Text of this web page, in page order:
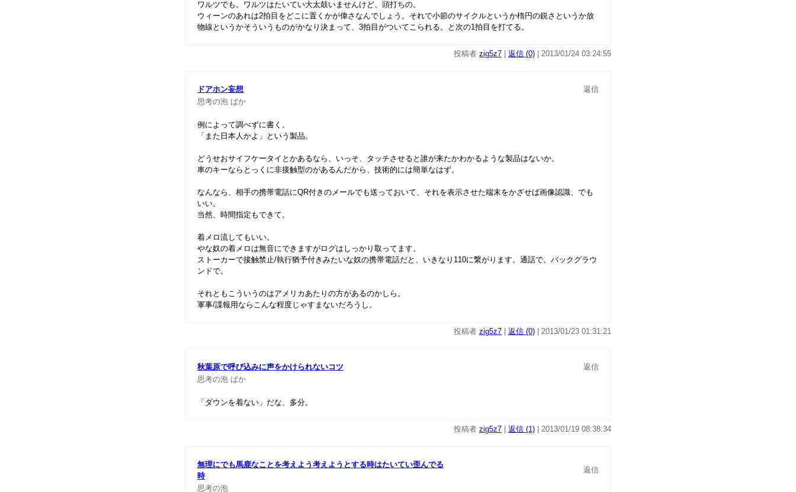
ワルツでも。ワルツはたいてい大太鼓いませんけど、頭打ちの。
ウィーンのあれは2拍目をどこに置くかが偉さなんでしょう。それで小節のサイクルというか楕円の鋭さというか放
物線というかそういうものがかなり決まって、3拍目がついてこられる。と次の1拍目を打てる。
投稿者 zig5z7 返信 (0) | 2013/01/24 03:24:55
ドアホン妄想
返信
思考の泡 ばか
例によって調べずに書く。
「また日本人かよ」という製品。
どうせおサイフケータイとかあるなら、いっそ、タッチさせると誰が来たかわかるような製品はないか。
車のキーならとっくに非接触型のがあるんだから、技術的には簡単なはず。
なんなら、相手の携帯電話にQR付きのメールでも送っておいて、それを表示させた端末をかざせば画像認識、でも
いい。
当然、時間指定もできて。
着メロ流してもいい。
やな奴の着メロは無音にできますがログはしっかり取ってます。
ストーカーで接触禁止/執行猶予付きみたいな奴の携帯電話だと、いきなり110に繋がります。通話で。バックグラウ
ンドで。
それともこういうのはアメリカあたりの方があるのかしら。
軍事/諜報用ならこんな程度じゃすまないだろうし。
投稿者 zig5z7 返信 (0) | 2013/01/23 01:31:21
秋葉原で呼び込みに声をかけられないコツ
返信
思考の泡 ばか
「ダウンを着ない」だな、多分。
投稿者 zig5z7 返信 (1) | 2013/01/19 08:38:34
無理にでも馬鹿なことを考えよう考えようとする時はたいてい歪んでる
時
返信
思考の泡